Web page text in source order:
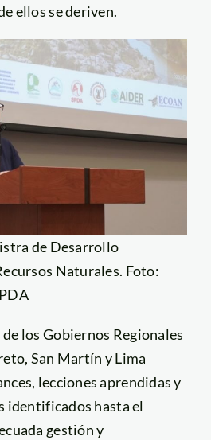
ellos se deriven.
de Desarrollo
Naturales. Foto:
los Gobiernos Regionales
San Martín y Lima
lecciones aprendidas y
identificados hasta el
gestión y